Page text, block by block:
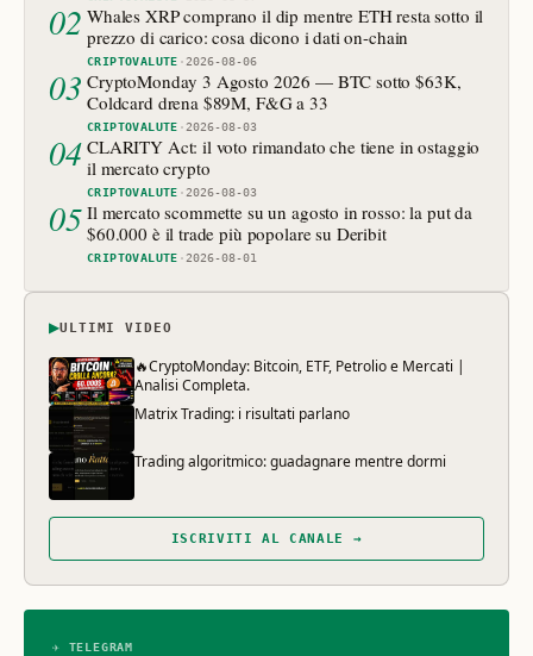
02 Whales XRP comprano il dip mentre ETH resta sotto il
prezzo di carico: cosa dicono i dati on-chain
CRIPTOVALUTE ·2026-08-06
03 CryptoMonday 3 Agosto 2026 — BTC sotto $63K,
Coldcard drena $89M, F&G a 33
CRIPTOVALUTE ·2026-08-03
04 CLARITY Act: il voto rimandato che tiene in ostaggio
il mercato crypto
CRIPTOVALUTE ·2026-08-03
05 Il mercato scommette su un agosto in rosso: la put da
$60.000 è il trade più popolare su Deribit
CRIPTOVALUTE ·2026-08-01
▶ULTIMI VIDEO
🔥CryptoMonday: Bitcoin, ETF, Petrolio e Mercati |
Analisi Completa.
Matrix Trading: i risultati parlano
Trading algoritmico: guadagnare mentre dormi
ISCRIVITI AL CANALE →
✈ TELEGRAM